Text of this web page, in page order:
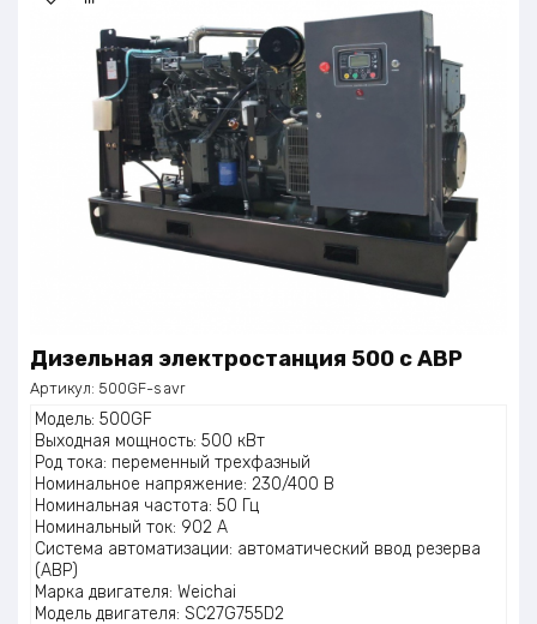
Дизельная электростанция 500 с АВР
Артикул: 500GF-s avr
Модель: 500GF
Выходная мощность: 500 кВт
Род тока: переменный трехфазный
Номинальное напряжение: 230/400 В
Номинальная частота: 50 Гц
Номинальный ток: 902 А
Система автоматизации: автоматический ввод резерва
(АВР)
Марка двигателя: Weichai
Модель двигателя: SC27G755D2